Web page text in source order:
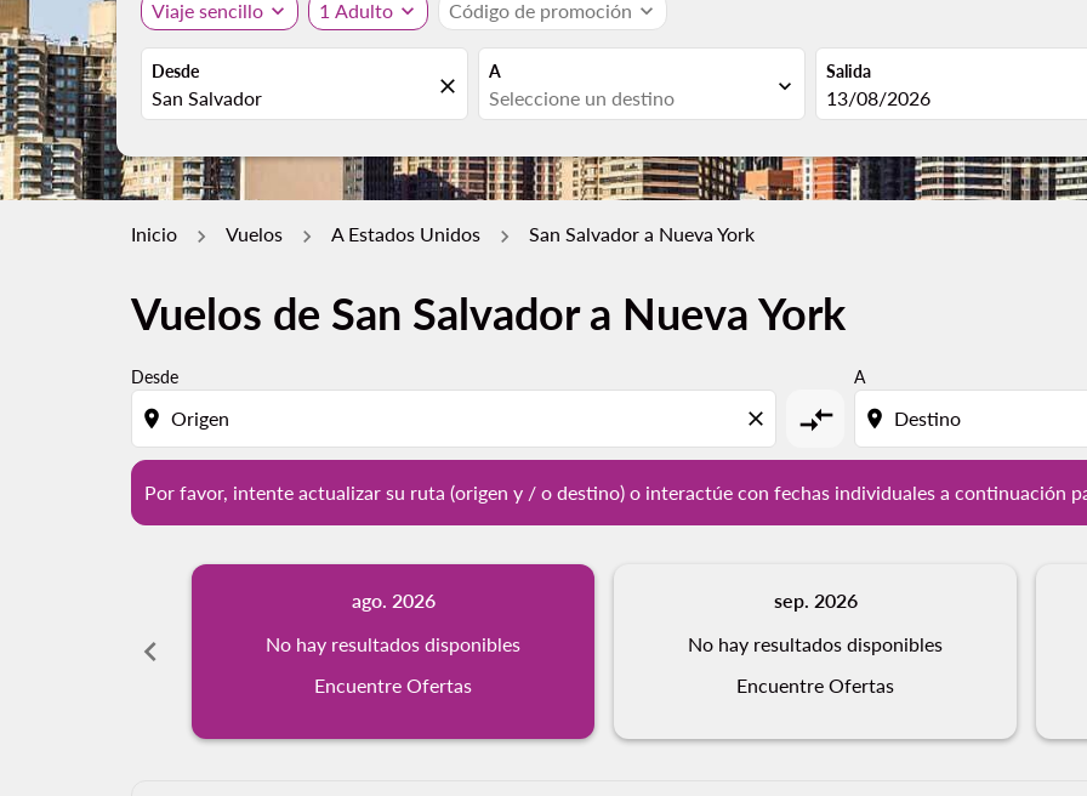
Viaje sencillo expand_more 1 Adulto expand_more Código de promoción expand_more
Desde
close
A
expand_more
Salida
fc-booking-departure-date-
13/08/2026
Inicio Vuelos A Estados Unidos San Salvador a Nueva York
Vuelos de San Salvador a Nueva York
Desde
location_on close compare_arrows
A
location_on
Por favor, intente actualizar su ruta (origen y / o destino) o interactúe con fechas individuales a continuación
Por favor, intente actualizar su ruta (origen y / o destino) o interactúe con fechas individuales a
chevron_left
ago. 2026
No hay resultados disponibles
Encuentre Ofertas
sep. 2026
No hay resultados disponibles
Encuentre Ofertas